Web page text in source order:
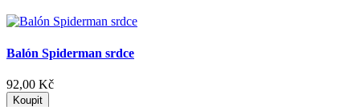
Balón Spiderman srdce
92,00 Kč
Koupit